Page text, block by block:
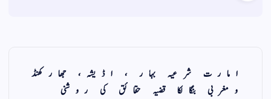
امارت شرعیہ بہار ، اڈیشہ، جھارکھنڈ
ومغربی بنگالکا قضیہ حقائق کی روشنی